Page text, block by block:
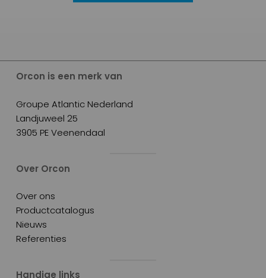
Orcon is een merk van
Groupe Atlantic Nederland
Landjuweel 25
3905 PE Veenendaal
Over Orcon
Over ons
Productcatalogus
Nieuws
Referenties
Handige links